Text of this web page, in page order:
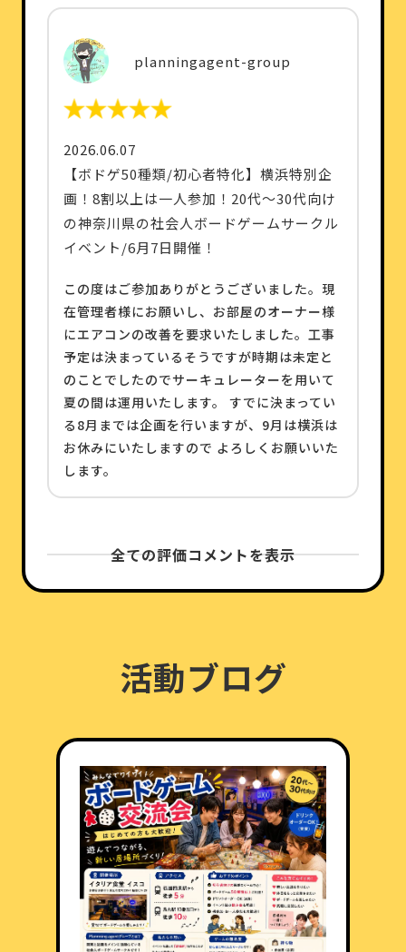
planningagent-group
2026.06.07
【ボドゲ50種類/初心者特化】横浜特別企
画！8割以上は一人参加！20代〜30代向け
の神奈川県の社会人ボードゲームサークル
イベント/6月7日開催！
この度はご参加ありがとうございました。現
在管理者様にお願いし、お部屋のオーナー様
にエアコンの改善を要求いたしました。工事
予定は決まっているそうですが時期は未定と
のことでしたのでサーキュレーターを用いて
夏の間は運用いたします。 すでに決まってい
る8月までは企画を行いますが、9月は横浜は
お休みにいたしますので よろしくお願いいた
します。
全ての評価コメントを表示
活動ブログ